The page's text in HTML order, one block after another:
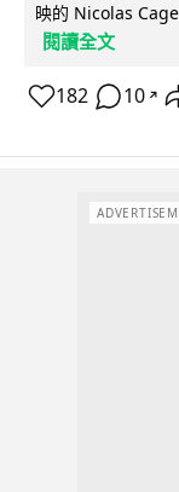
映的 Nicolas
閱讀全文
182 10 ↗